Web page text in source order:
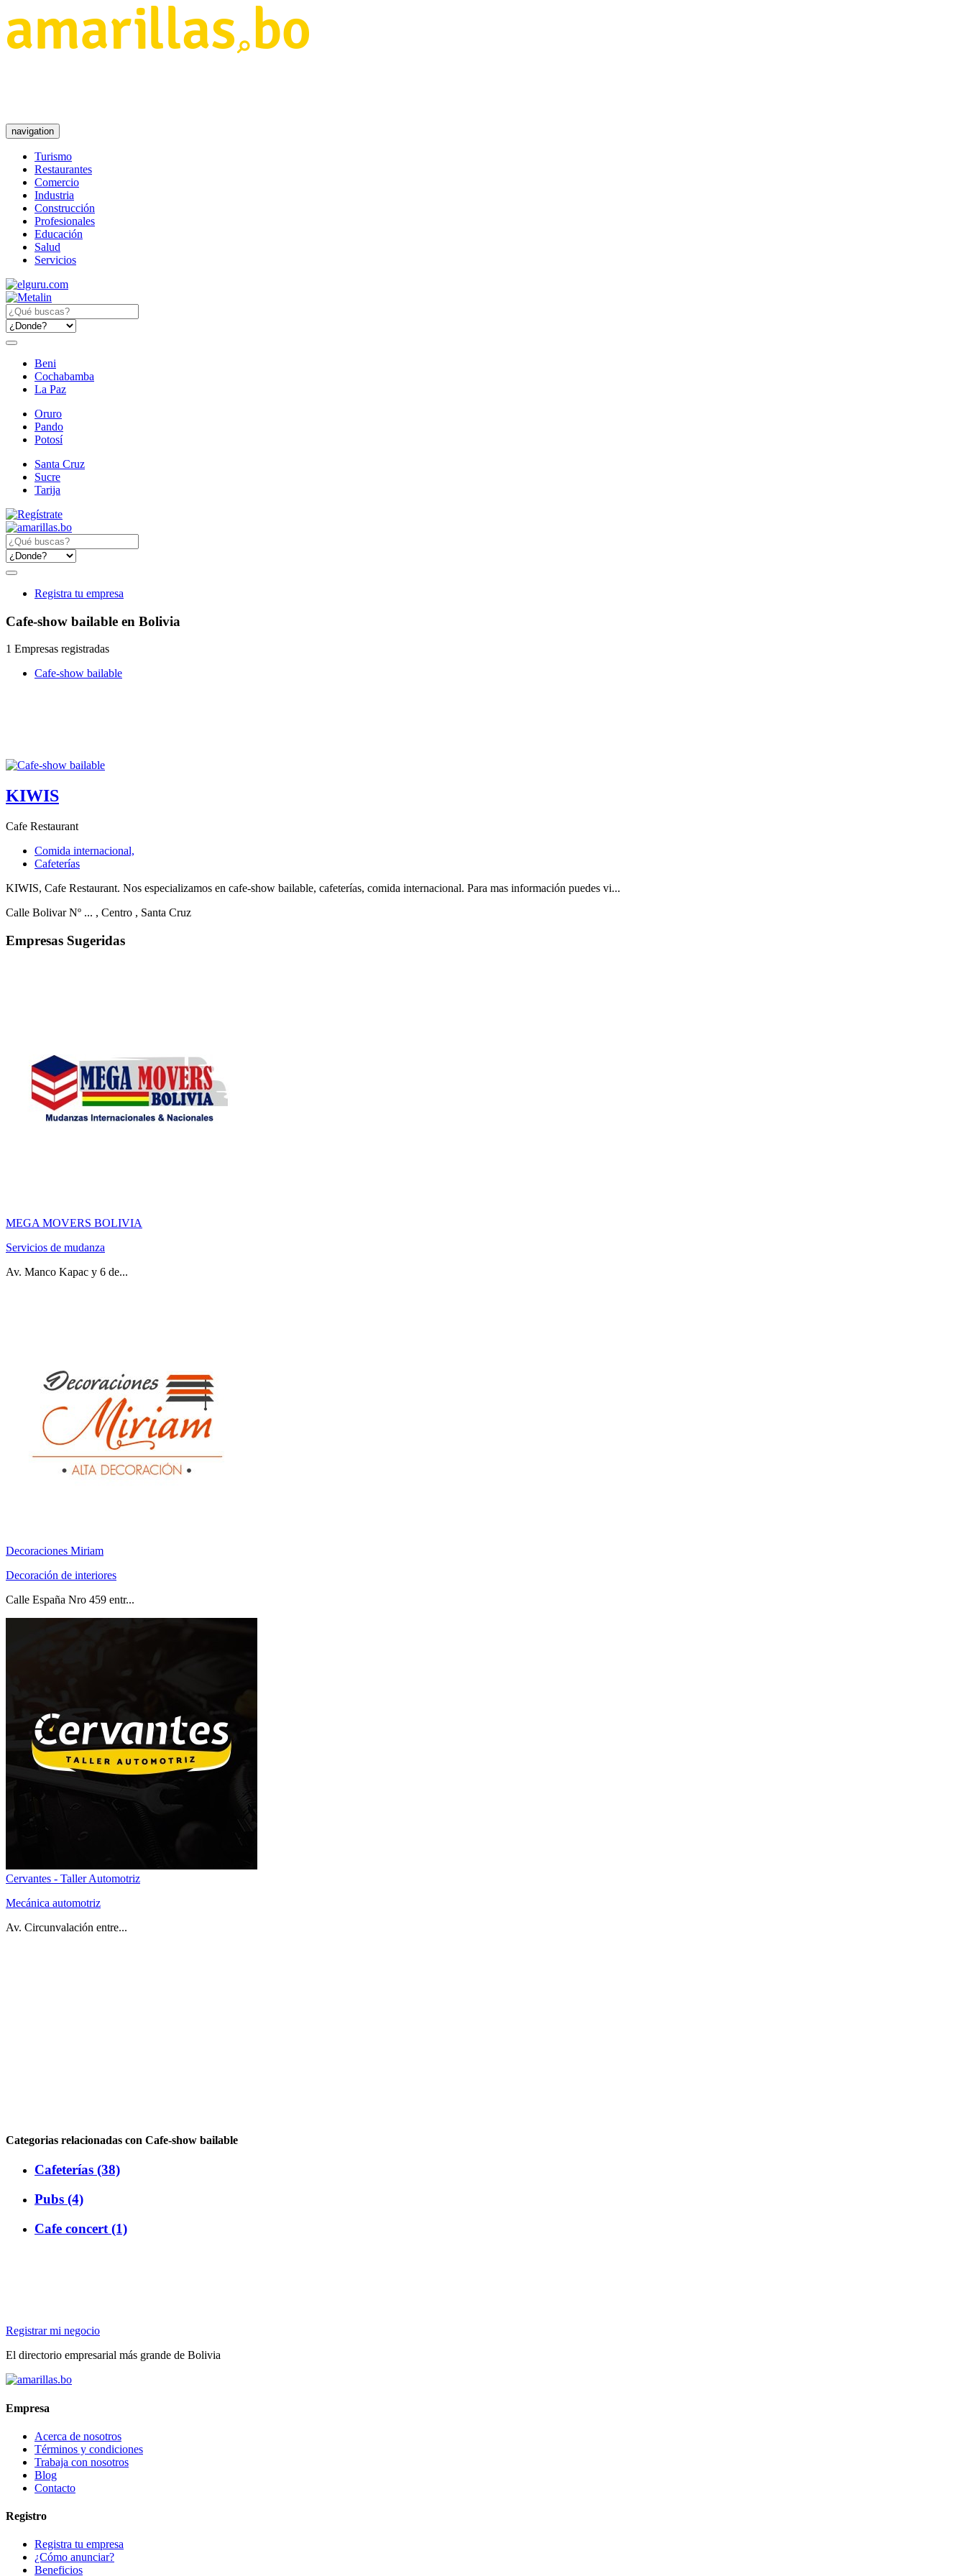
navigation
Turismo
Restaurantes
Comercio
Industria
Construcción
Profesionales
Educación
Salud
Servicios
Beni
Cochabamba
La Paz
Oruro
Pando
Potosí
Santa Cruz
Sucre
Tarija
Registra tu empresa
Cafe-show bailable en Bolivia
1 Empresas registradas
Cafe-show bailable
KIWIS
Cafe Restaurant
Comida internacional,
Cafeterías
KIWIS, Cafe Restaurant. Nos especializamos en cafe-show bailable, cafeterías, comida internacional. Para mas información puedes vi...
Calle Bolivar Nº ... , Centro , Santa Cruz
Empresas Sugeridas
MEGA MOVERS BOLIVIA
Servicios de mudanza
Av. Manco Kapac y 6 de...
Decoraciones Miriam
Decoración de interiores
Calle España Nro 459 entr...
Cervantes - Taller Automotriz
Mecánica automotriz
Av. Circunvalación entre...
Categorias relacionadas con Cafe-show bailable
Cafeterías (38)
Pubs (4)
Cafe concert (1)
Registrar mi negocio
El directorio empresarial más grande de Bolivia
Empresa
Acerca de nosotros
Términos y condiciones
Trabaja con nosotros
Blog
Contacto
Registro
Registra tu empresa
¿Cómo anunciar?
Beneficios